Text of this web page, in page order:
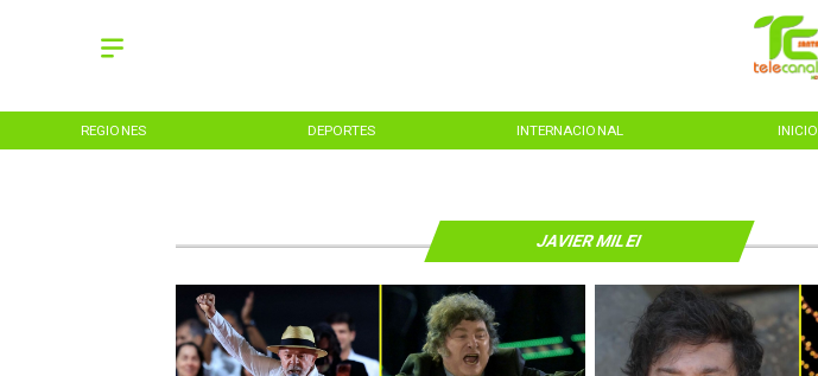
REGIONES DEPORTES INTERNACIONAL INICIO
JAVIER MILEI